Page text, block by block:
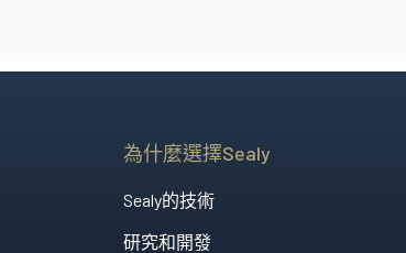
為什麼選擇Sealy
Sealy的技術
研究和開發